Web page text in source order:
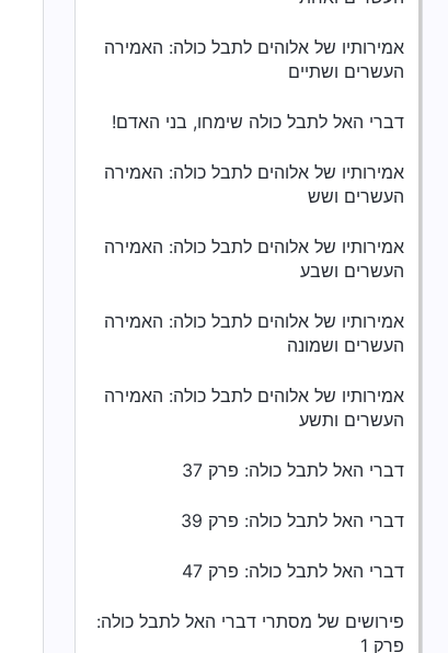
אמירותיו של אלוהים לתבל כולה: האמירה
העשרים ושתיים
דברי האל לתבל כולה שימחו, בני האדם!
אמירותיו של אלוהים לתבל כולה: האמירה
העשרים ושש
אמירותיו של אלוהים לתבל כולה: האמירה
העשרים ושבע
אמירותיו של אלוהים לתבל כולה: האמירה
העשרים ושמונה
אמירותיו של אלוהים לתבל כולה: האמירה
העשרים ותשע
דברי האל לתבל כולה: פרק 37
דברי האל לתבל כולה: פרק 39
דברי האל לתבל כולה: פרק 47
פירושים של מסתרי דברי האל לתבל כולה:
פרק 1